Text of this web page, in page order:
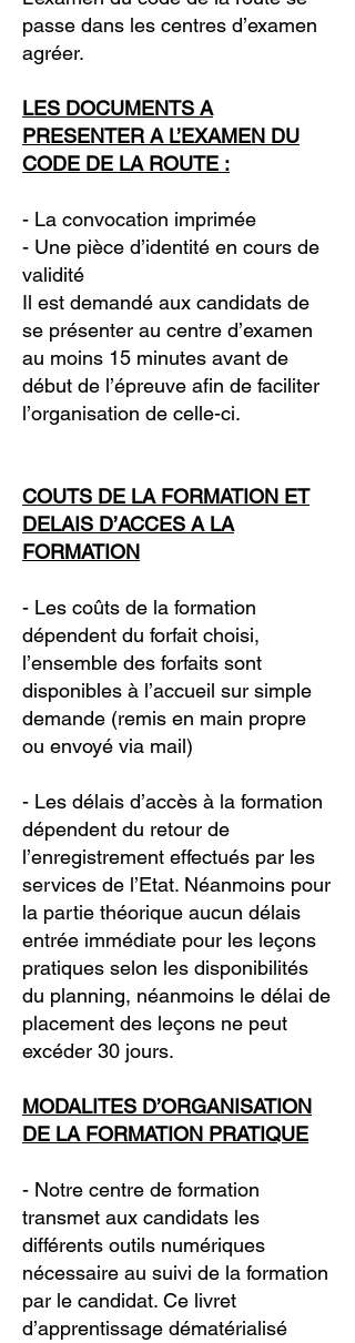
passe dans les centres d’examen
agréer.
LES DOCUMENTS A
PRESENTER A L’EXAMEN DU
CODE DE LA ROUTE :
- La convocation imprimée
- Une pièce d’identité en cours de
validité
Il est demandé aux candidats de
se présenter au centre d’examen
au moins 15 minutes avant de
début de l’épreuve afin de faciliter
l’organisation de celle-ci.
COUTS DE LA FORMATION ET
DELAIS D’ACCES A LA
FORMATION
- Les coûts de la formation
dépendent du forfait choisi,
l’ensemble des forfaits sont
disponibles à l’accueil sur simple
demande (remis en main propre
ou envoyé via mail)
- Les délais d’accès à la formation
dépendent du retour de
l’enregistrement effectués par les
services de l’Etat. Néanmoins pour
la partie théorique aucun délais
entrée immédiate pour les leçons
pratiques selon les disponibilités
du planning, néanmoins le délai de
placement des leçons ne peut
excéder 30 jours.
MODALITES D’ORGANISATION
DE LA FORMATION PRATIQUE
- Notre centre de formation
transmet aux candidats les
différents outils numériques
nécessaire au suivi de la formation
par le candidat. Ce livret
d’apprentissage dématérialisé